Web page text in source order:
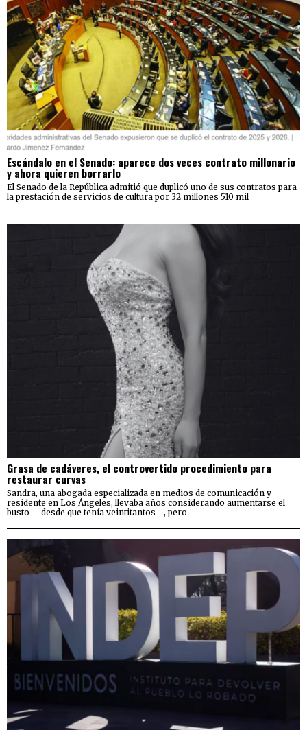
Escándalo en el Senado: aparece dos veces contrato millonario
y ahora quieren borrarlo
El Senado de la República admitió que duplicó uno de sus contratos para
la prestación de servicios de cultura por 32 millones 510 mil
Grasa de cadáveres, el controvertido procedimiento para
restaurar curvas
Sandra, una abogada especializada en medios de comunicación y
residente en Los Ángeles, llevaba años considerando aumentarse el
busto —desde que tenía veintitantos—, pero